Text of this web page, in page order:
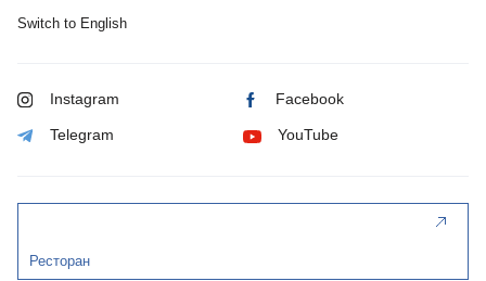
Switch to English
Instagram Facebook
Telegram YouTube
Ресторан